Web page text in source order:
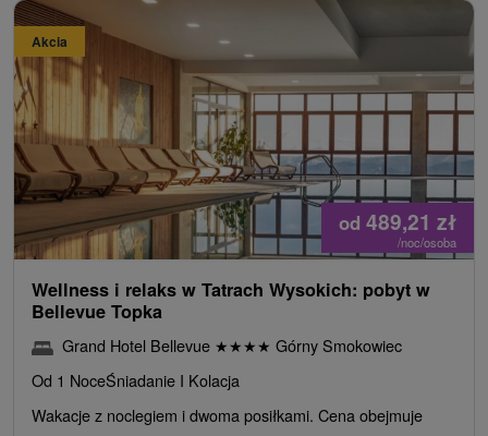
Akcia
od 489,21 zł
/noc/osoba
Wellness i relaks w Tatrach Wysokich: pobyt w
Bellevue Topka
Grand Hotel Bellevue ★★★★ Górny Smokowiec
Od 1 NoceŚniadanie I Kolacja
Wakacje z noclegiem i dwoma posiłkami. Cena obejmuje